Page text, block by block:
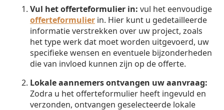
Vul het offerteformulier in: vul het eenvoudige
offerteformulier in. Hier kunt u gedetailleerde
informatie verstrekken over uw project, zoals
het type werk dat moet worden uitgevoerd, uw
specifieke wensen en eventuele bijzonderheden
die van invloed kunnen zijn op de offerte.
Lokale aannemers ontvangen uw aanvraag:
Zodra u het offerteformulier heeft ingevuld en
verzonden, ontvangen geselecteerde lokale